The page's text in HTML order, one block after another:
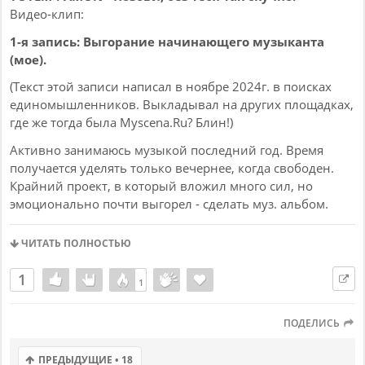
издал собственным ротовым отверстием. В припевах
подпели вокалоиды.
Заодно прилагаю и немного отреставрированный
оригинал с кассеты (на гуголь-диске). Имхо, моя версия
получилась к нему довольно близкой, но судить вам.
Видео-клип:
1-я запись: Выгорание начинающего музыканта
(мое).
(Текст этой записи написал в ноябре 2024г. в поисках
единомышленников. Выкладывал на других площадках,
где же тогда была Myscena.Ru? Блин!)
Активно занимаюсь музыкой последний год. Время
получается уделять только вечернее, когда свободен.
Крайний проект, в который вложил много сил, но
эмоционально почти выгорел - сделать муз. альбом.
нужен?!
Ок, где их брать? - поискав по интернету, ответ выяснил
такой: Ютуб и ТикТок. Раньше еще была соц.сеть для
Ладно, значит видео-шортсы. Но для видео нужен
визуальный ряд. Где взять?
ЧИТАТЬ ПОЛНОСТЬЮ
1 11
ПОДЕЛИСЬ
ПРЕДЫДУЩИЕ • 18